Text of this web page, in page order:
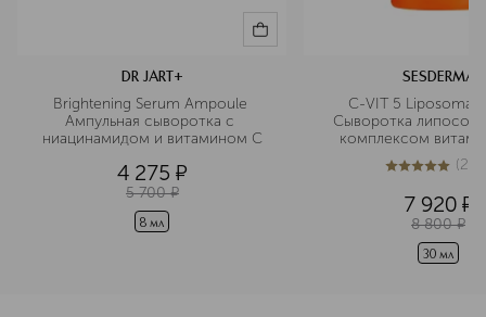
DR JART+
Brightening Serum Ampoule
Ампульная сыворотка с
ниацинамидом и витамином С
4 275 ¤
5 700 ¤
8 мл
SESDERMA
C-VIT 5 Liposomal
Сыворотка
комплексом
типов)
5из 5200 (
7 920 ¤
8 800 ¤
30 мл